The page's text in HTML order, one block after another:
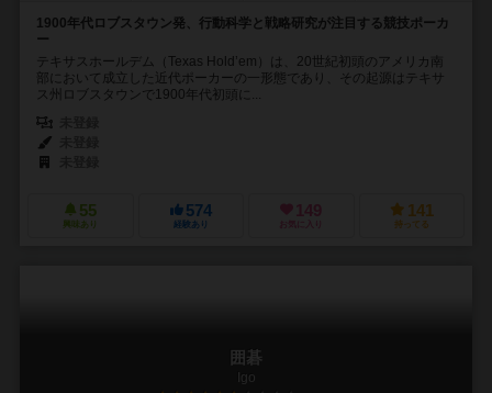
1900年代ロブスタウン発、行動科学と戦略研究が注目する競技ポーカ
ー
テキサスホールデム（Texas Hold’em）は、20世紀初頭のアメリカ南
部において成立した近代ポーカーの一形態であり、その起源はテキサ
ス州ロブスタウンで1900年代初頭に...
55
興味あり
574
経験あり
149
お気に入り
141
持ってる
囲碁
Igo